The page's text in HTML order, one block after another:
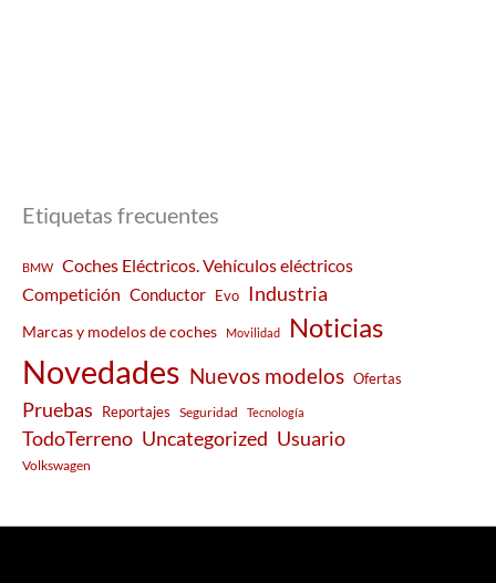
Etiquetas frecuentes
BMW
Coches Eléctricos. Vehículos eléctricos
Competición Conductor Evo Industria
Marcas y modelos de coches Movilidad Noticias
Novedades Nuevos modelos Ofertas
Pruebas Reportajes Seguridad Tecnología
TodoTerreno Uncategorized Usuario
Volkswagen